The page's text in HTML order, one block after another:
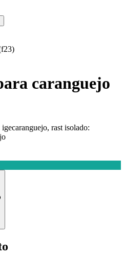
caranguejo
igecaranguejo, rast isolado: